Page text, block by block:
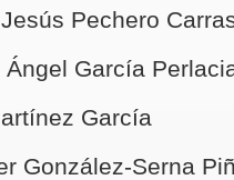
Jesús Pechero
Ángel García
García
González-Serna